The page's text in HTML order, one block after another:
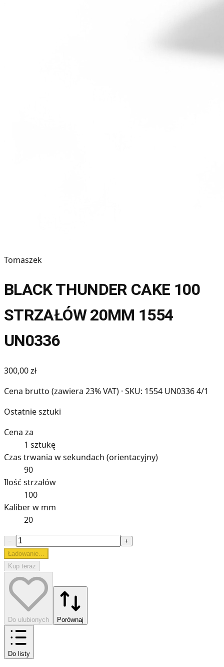
Tomaszek
BLACK THUNDER CAKE 100
STRZAŁÓW 20MM 1554
UN0336
300,00 zł
Cena brutto (zawiera 23% VAT) · SKU: 1554 UN0336 4/1
Ostatnie sztuki
Cena za
1 sztukę
Czas trwania w sekundach (orientacyjny)
90
Ilość strzałów
100
Kaliber w mm
20
−
+
Ładowanie...
Kup teraz
Do ulubionych Porównaj
Do listy